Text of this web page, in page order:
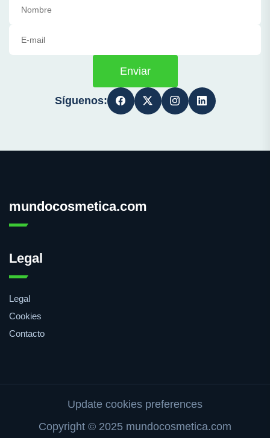
Enviar
Síguenos:
mundocosmetica.com
Legal
Legal
Cookies
Contacto
Update cookies preferences
Copyright © 2025 mundocosmetica.com